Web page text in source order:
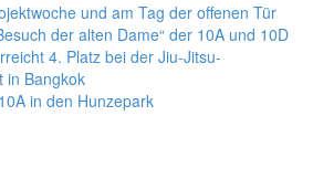
und am Tag der offenen Tür
der alten Dame“ der 10A und 10D
4. Platz bei der Jiu-Jitsu-
in Bangkok
in den Hunzepark